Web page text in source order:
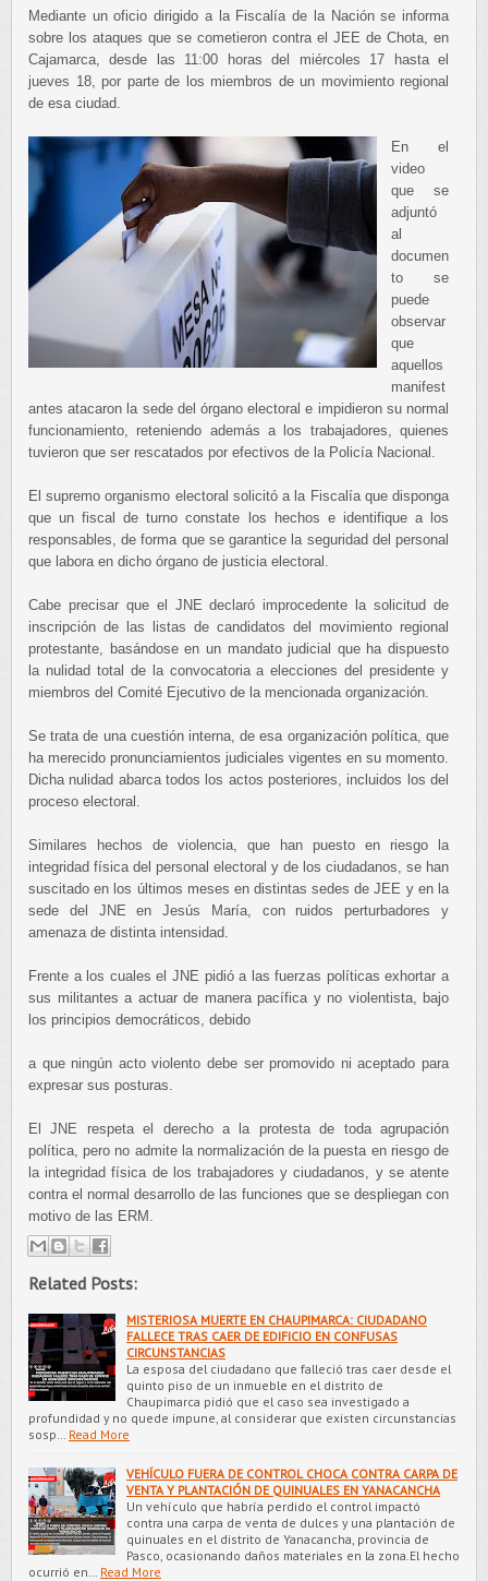
Mediante un oficio dirigido a la Fiscalía de la Nación se informa
sobre los ataques que se cometieron contra el JEE de Chota, en
Cajamarca, desde las 11:00 horas del miércoles 17 hasta el
jueves 18, por parte de los miembros de un movimiento regional
de esa ciudad.
En el
video
que se
adjuntó
al
documen
to se
puede
observar
que
aquellos
manifest
antes atacaron la sede del órgano electoral e impidieron su normal
funcionamiento, reteniendo además a los trabajadores, quienes
tuvieron que ser rescatados por efectivos de la Policía Nacional.
El supremo organismo electoral solicitó a la Fiscalía que disponga
que un fiscal de turno constate los hechos e identifique a los
responsables, de forma que se garantice la seguridad del personal
que labora en dicho órgano de justicia electoral.
Cabe precisar que el JNE declaró improcedente la solicitud de
inscripción de las listas de candidatos del movimiento regional
protestante, basándose en un mandato judicial que ha dispuesto
la nulidad total de la convocatoria a elecciones del presidente y
miembros del Comité Ejecutivo de la mencionada organización.
Se trata de una cuestión interna, de esa organización política, que
ha merecido pronunciamientos judiciales vigentes en su momento.
Dicha nulidad abarca todos los actos posteriores, incluidos los del
proceso electoral.
Similares hechos de violencia, que han puesto en riesgo la
integridad física del personal electoral y de los ciudadanos, se han
suscitado en los últimos meses en distintas sedes de JEE y en la
sede del JNE en Jesús María, con ruidos perturbadores y
amenaza de distinta intensidad.
Frente a los cuales el JNE pidió a las fuerzas políticas exhortar a
sus militantes a actuar de manera pacífica y no violentista, bajo
los principios democráticos, debido
a que ningún acto violento debe ser promovido ni aceptado para
expresar sus posturas.
El JNE respeta el derecho a la protesta de toda agrupación
política, pero no admite la normalización de la puesta en riesgo de
la integridad física de los trabajadores y ciudadanos, y se atente
contra el normal desarrollo de las funciones que se despliegan con
motivo de las ERM.
Related Posts:
MISTERIOSA MUERTE EN CHAUPIMARCA: CIUDADANO
FALLECE TRAS CAER DE EDIFICIO EN CONFUSAS
CIRCUNSTANCIAS
La esposa del ciudadano que falleció tras caer desde el
quinto piso de un inmueble en el distrito de
Chaupimarca pidió que el caso sea investigado a
profundidad y no quede impune, al considerar que existen circunstancias
sosp…
Read More
VEHÍCULO FUERA DE CONTROL CHOCA CONTRA CARPA DE
VENTA Y PLANTACIÓN DE QUINUALES EN YANACANCHA
Un vehículo que habría perdido el control impactó
contra una carpa de venta de dulces y una plantación de
quinuales en el distrito de Yanacancha, provincia de
Pasco, ocasionando daños materiales en la zona.El hecho
ocurrió en…
Read More